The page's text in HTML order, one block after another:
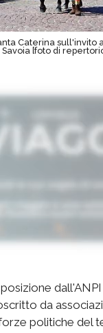
Caterina sull'invito
[foto di
dall'ANPI
da
politiche del